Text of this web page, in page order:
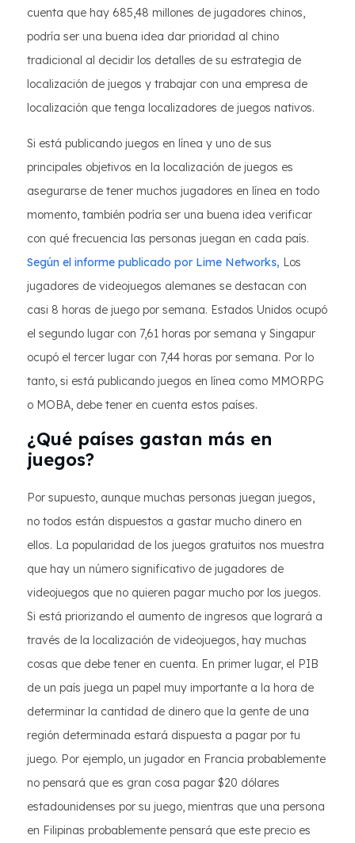
cuenta que hay 685,48 millones de jugadores chinos,
podría ser una buena idea dar prioridad al chino
tradicional al decidir los detalles de su estrategia de
localización de juegos y trabajar con una empresa de
localización que tenga localizadores de juegos nativos.
Si está publicando juegos en línea y uno de sus
principales objetivos en la localización de juegos es
asegurarse de tener muchos jugadores en línea en todo
momento, también podría ser una buena idea verificar
con qué frecuencia las personas juegan en cada país.
Según el informe publicado por Lime Networks, Los
jugadores de videojuegos alemanes se destacan con
casi 8 horas de juego por semana. Estados Unidos ocupó
el segundo lugar con 7,61 horas por semana y Singapur
ocupó el tercer lugar con 7,44 horas por semana. Por lo
tanto, si está publicando juegos en línea como MMORPG
o MOBA, debe tener en cuenta estos países.
¿Qué países gastan más en
juegos?
Por supuesto, aunque muchas personas juegan juegos,
no todos están dispuestos a gastar mucho dinero en
ellos. La popularidad de los juegos gratuitos nos muestra
que hay un número significativo de jugadores de
videojuegos que no quieren pagar mucho por los juegos.
Si está priorizando el aumento de ingresos que logrará a
través de la localización de videojuegos, hay muchas
cosas que debe tener en cuenta. En primer lugar, el PIB
de un país juega un papel muy importante a la hora de
determinar la cantidad de dinero que la gente de una
región determinada estará dispuesta a pagar por tu
juego. Por ejemplo, un jugador en Francia probablemente
no pensará que es gran cosa pagar $20 dólares
estadounidenses por su juego, mientras que una persona
en Filipinas probablemente pensará que este precio es